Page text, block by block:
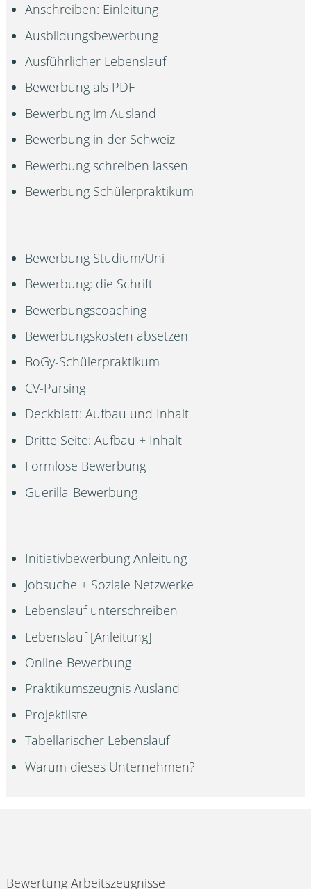
Anschreiben: Einleitung
Ausbildungsbewerbung
Ausführlicher Lebenslauf
Bewerbung als PDF
Bewerbung im Ausland
Bewerbung in der Schweiz
Bewerbung schreiben lassen
Bewerbung Schülerpraktikum
Bewerbung Studium/Uni
Bewerbung: die Schrift
Bewerbungscoaching
Bewerbungskosten absetzen
BoGy-Schülerpraktikum
CV-Parsing
Deckblatt: Aufbau und Inhalt
Dritte Seite: Aufbau + Inhalt
Formlose Bewerbung
Guerilla-Bewerbung
Initiativbewerbung Anleitung
Jobsuche + Soziale Netzwerke
Lebenslauf unterschreiben
Lebenslauf [Anleitung]
Online-Bewerbung
Praktikumszeugnis Ausland
Projektliste
Tabellarischer Lebenslauf
Warum dieses Unternehmen?
Bewertung Arbeitszeugnisse